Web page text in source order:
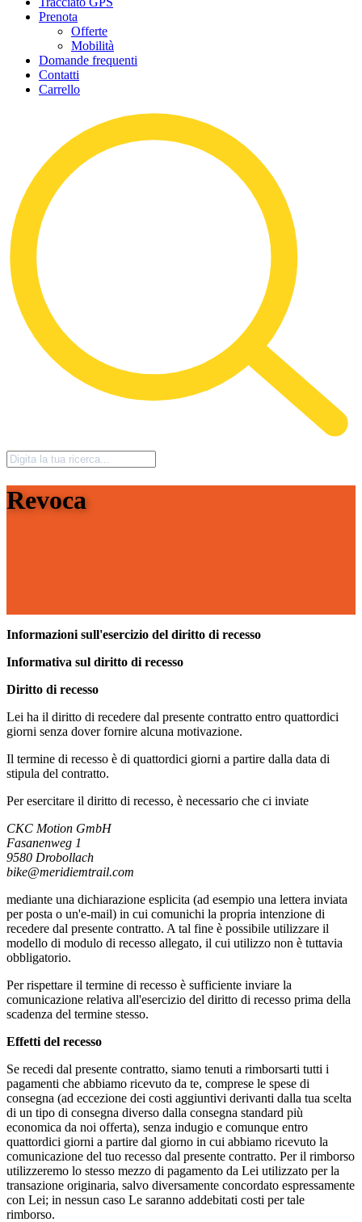
Prenota
Offerte
Mobilità
Domande frequenti
Contatti
Carrello
Revoca
Informazioni sull'esercizio del diritto di recesso
Informativa sul diritto di recesso
Diritto di recesso
Lei ha il diritto di recedere dal presente contratto entro quattordici
giorni senza dover fornire alcuna motivazione.
Il termine di recesso è di quattordici giorni a partire dalla data di
stipula del contratto.
Per esercitare il diritto di recesso, è necessario che ci inviate
CKC Motion GmbH
Fasanenweg 1
9580 Drobollach
bike@meridiemtrail.com
mediante una dichiarazione esplicita (ad esempio una lettera inviata
per posta o un'e-mail) in cui comunichi la propria intenzione di
recedere dal presente contratto. A tal fine è possibile utilizzare il
modello di modulo di recesso allegato, il cui utilizzo non è tuttavia
obbligatorio.
Per rispettare il termine di recesso è sufficiente inviare la
comunicazione relativa all'esercizio del diritto di recesso prima della
scadenza del termine stesso.
Effetti del recesso
Se recedi dal presente contratto, siamo tenuti a rimborsarti tutti i
pagamenti che abbiamo ricevuto da te, comprese le spese di
consegna (ad eccezione dei costi aggiuntivi derivanti dalla tua scelta
di un tipo di consegna diverso dalla consegna standard più
economica da noi offerta), senza indugio e comunque entro
quattordici giorni a partire dal giorno in cui abbiamo ricevuto la
comunicazione del tuo recesso dal presente contratto. Per il rimborso
utilizzeremo lo stesso mezzo di pagamento da Lei utilizzato per la
transazione originaria, salvo diversamente concordato espressamente
con Lei; in nessun caso Le saranno addebitati costi per tale
rimborso.